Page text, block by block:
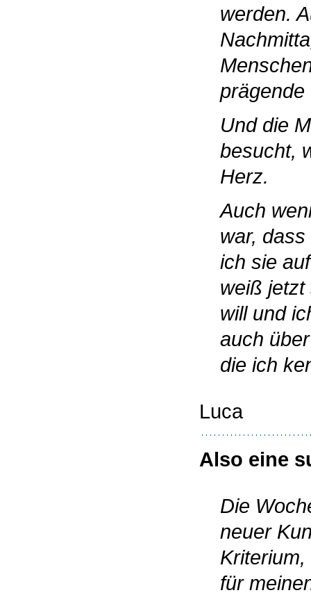
werden.
prägende
Und die
besucht,
Herz.
Auch
war,
ich sie
weiß jetzt
will und
auch
die ich
Luca
Also eine
Die
neuer
für